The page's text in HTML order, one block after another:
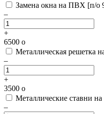
Замена окна на ПВХ [п/о
–
+
6500 o
Металлическая решетка
–
+
3500 o
Металлические ставни на
–